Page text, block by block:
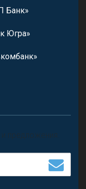
Банк»
Югра»
предложения.